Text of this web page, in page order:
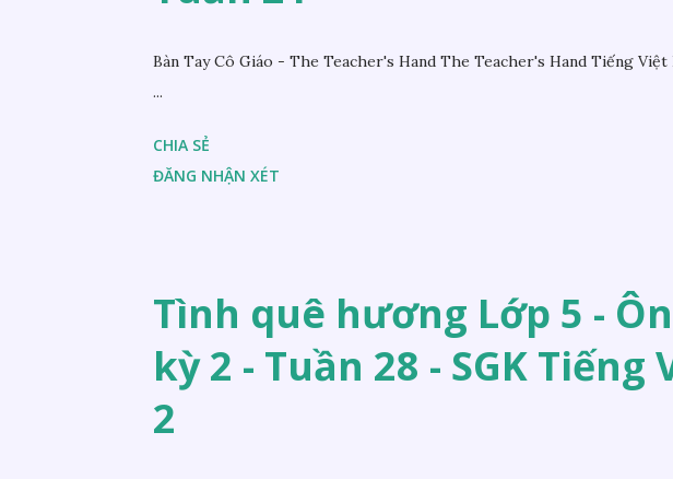
Bàn Tay Cô Giáo - The Teacher's Hand The Teacher's Hand Tiếng
...
CHIA SẺ
ĐĂNG NHẬN XÉT
Tình quê hương Lớp 5 -
kỳ 2 - Tuần 28 - SGK Tiếng
2